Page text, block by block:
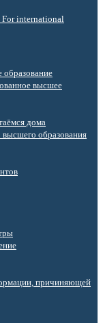
international
образование
высшее
дома
образования
причиняющей